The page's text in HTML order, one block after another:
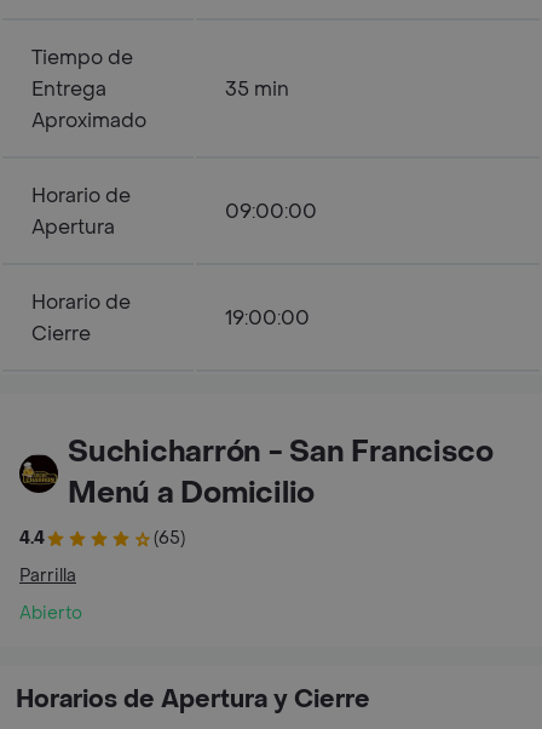
Tiempo de
Entrega
Aproximado
35 min
Horario de
Apertura
09:00:00
Horario de
Cierre
19:00:00
Suchicharrón - San Francisco
Menú a Domicilio
4.4
(65)
Parrilla
Abierto
Horarios de Apertura y Cierre